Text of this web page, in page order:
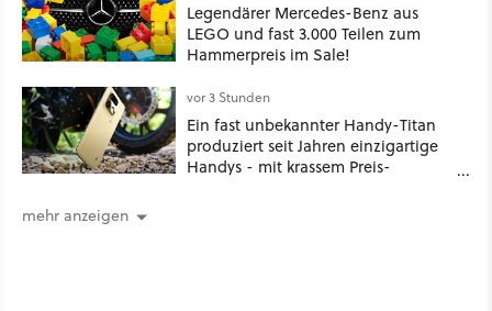
Legendärer Mercedes-Benz aus
LEGO und fast 3.000 Teilen zum
Hammerpreis im Sale!
vor 3 Stunden
Ein fast unbekannter Handy-Titan
produziert seit Jahren einzigartige
Handys - mit krassem Preis-
mehr anzeigen